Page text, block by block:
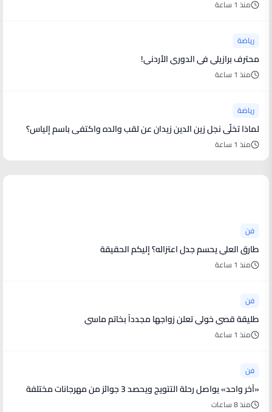
منذ 1 ساعة
رياضة
محترف برازيلي في الدوري الأردني!
منذ 1 ساعة
رياضة
لماذا تخلّى نجل زين الدين زيدان عن لقب والده واكتفى باسم إلياس؟
منذ 1 ساعة
فن
طارق العلي يحسم جدل اعتزاله؟ إليكم الحقيقة
منذ 1 ساعة
فن
طليقة قصي خولي تعلن زواجها مجدداً بخاتم ماسي
منذ 1 ساعة
فن
«آخر واحد» يواصل رحلة التتويج ويحصد 3 جوائز من مهرجانات مختلفة
منذ 8 ساعات